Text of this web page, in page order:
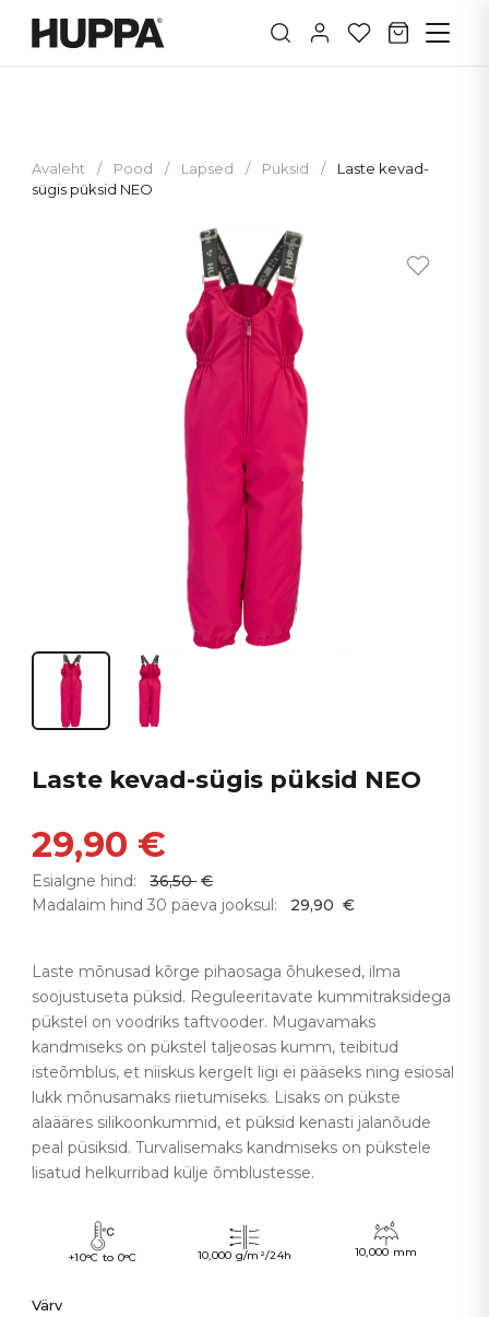
Avaleht / Pood / Lapsed / Püksid /
Laste kevad-
sügis püksid NEO
Laste kevad-sügis püksid NEO
29,90 €
Esialgne hind: 36,50 €
Madalaim hind 30 päeva jooksul:
29,90 €
Laste mõnusad kõrge pihaosaga õhukesed, ilma
soojustuseta püksid. Reguleeritavate kummitraksidega
pükstel on voodriks taftvooder. Mugavamaks
kandmiseks on pükstel taljeosas kumm, teibitud
isteõmblus, et niiskus kergelt ligi ei pääseks ning esiosal
lukk mõnusamaks riietumiseks. Lisaks on pükste
alaääres silikoonkummid, et püksid kenasti jalanõude
peal püsiksid. Turvalisemaks kandmiseks on pükstele
lisatud helkurribad külje õmblustesse.
+10°C to 0°C 10,000 g/m²/24h 10,000 mm
Värv